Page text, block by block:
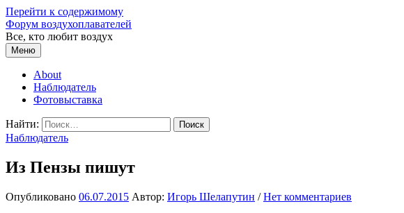
Перейти к содержимому
Форум воздухоплавателей
Все, кто любит воздух
Меню
About
Наблюдатель
Фотовыставка
Найти:
Наблюдатель
Из Пензы пишут
Опубликовано 06.07.2015 Автор: Игорь Шелапутин /Нет комментариев